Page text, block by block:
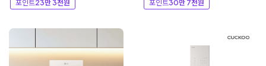
포인트23만 3천원 포인트30만 7천원